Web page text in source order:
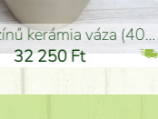
hosszú arany színű
46